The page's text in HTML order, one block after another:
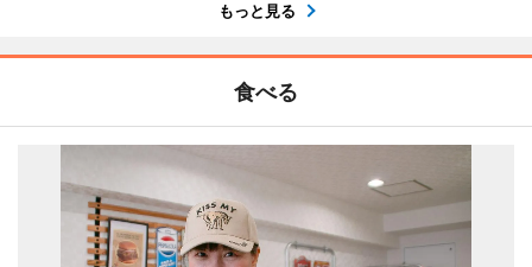
もっと見る
食べる